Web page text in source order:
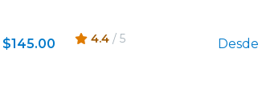
$145.00 4.4 / 5 Desde